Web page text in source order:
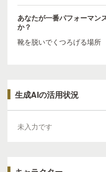
あなたが一番パフォーマン
か？
靴を脱いでくつろげる場所
生成AIの活用状況
未入力です